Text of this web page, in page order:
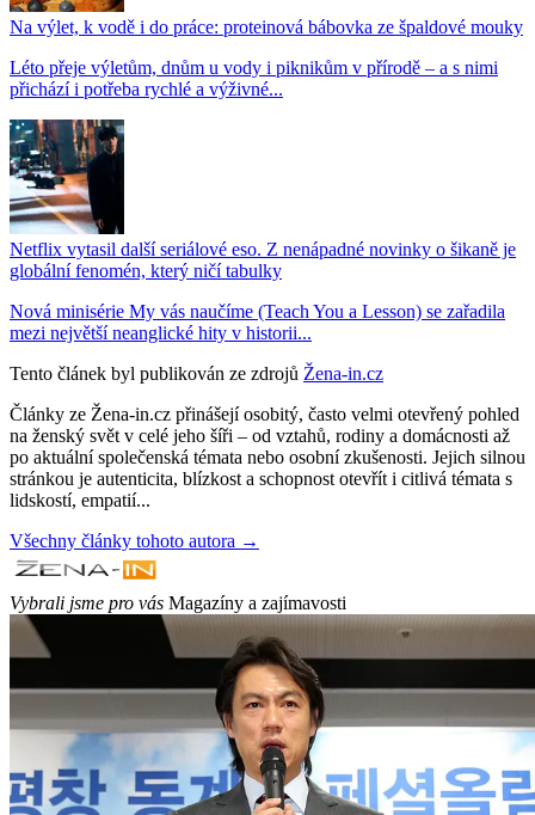
Na výlet, k vodě i do práce: proteinová bábovka ze špaldové mouky
Léto přeje výletům, dnům u vody i piknikům v přírodě – a s nimi
přichází i potřeba rychlé a výživné...
Netflix vytasil další seriálové eso. Z nenápadné novinky o šikaně je
globální fenomén, který ničí tabulky
Nová minisérie My vás naučíme (Teach You a Lesson) se zařadila
mezi největší neanglické hity v historii...
Tento článek byl publikován ze zdrojů Žena-in.cz
Články ze Žena-in.cz přinášejí osobitý, často velmi otevřený pohled
na ženský svět v celé jeho šíři – od vztahů, rodiny a domácnosti až
po aktuální společenská témata nebo osobní zkušenosti. Jejich silnou
stránkou je autenticita, blízkost a schopnost otevřít i citlivá témata s
lidskostí, empatií...
Všechny články tohoto autora →
Vybrali jsme pro vás Magazíny a zajímavosti